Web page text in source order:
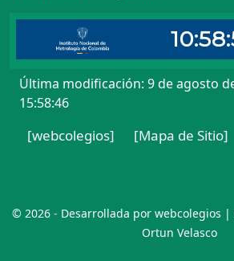
Última modificación: 9 de agosto
15:58:46
[webcolegios] [Mapa de Sitio]
© 2026 - Desarrollada por webcolegios
Ortun Velasco